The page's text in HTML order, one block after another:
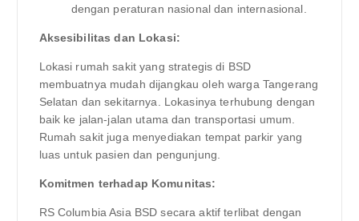
dengan peraturan nasional dan internasional.
Aksesibilitas dan Lokasi:
Lokasi rumah sakit yang strategis di BSD
membuatnya mudah dijangkau oleh warga Tangerang
Selatan dan sekitarnya. Lokasinya terhubung dengan
baik ke jalan-jalan utama dan transportasi umum.
Rumah sakit juga menyediakan tempat parkir yang
luas untuk pasien dan pengunjung.
Komitmen terhadap Komunitas:
RS Columbia Asia BSD secara aktif terlibat dengan